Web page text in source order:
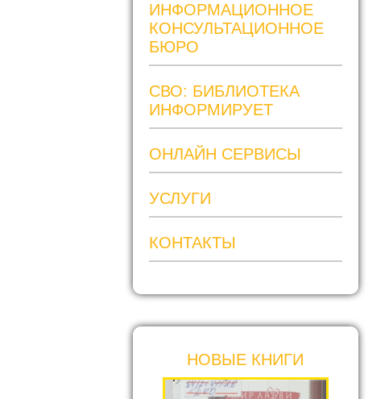
ИНФОРМАЦИОННОЕ
КОНСУЛЬТАЦИОННОЕ
БЮРО
СВО: БИБЛИОТЕКА
ИНФОРМИРУЕТ
ОНЛАЙН СЕРВИСЫ
УСЛУГИ
КОНТАКТЫ
НОВЫЕ КНИГИ